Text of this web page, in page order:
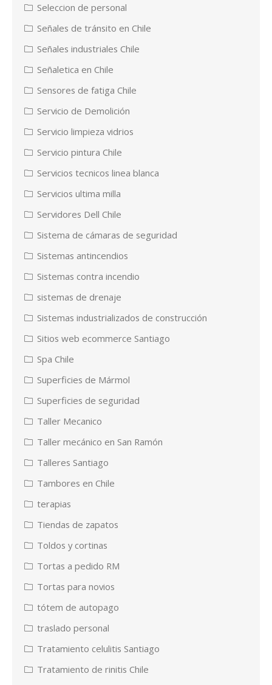
Seleccion de personal
Señales de tránsito en Chile
Señales industriales Chile
Señaletica en Chile
Sensores de fatiga Chile
Servicio de Demolición
Servicio limpieza vidrios
Servicio pintura Chile
Servicios tecnicos linea blanca
Servicios ultima milla
Servidores Dell Chile
Sistema de cámaras de seguridad
Sistemas antincendios
Sistemas contra incendio
sistemas de drenaje
Sistemas industrializados de construcción
Sitios web ecommerce Santiago
Spa Chile
Superficies de Mármol
Superficies de seguridad
Taller Mecanico
Taller mecánico en San Ramón
Talleres Santiago
Tambores en Chile
terapias
Tiendas de zapatos
Toldos y cortinas
Tortas a pedido RM
Tortas para novios
tótem de autopago
traslado personal
Tratamiento celulitis Santiago
Tratamiento de rinitis Chile